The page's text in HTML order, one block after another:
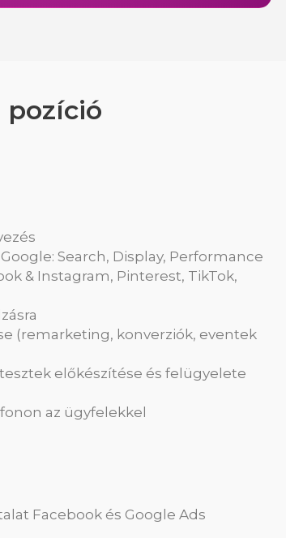
pozíció
Search, Display, Performance
& Instagram, Pinterest, TikTok,
(remarketing, konverziók, eventek
előkészítése és felügyelete
az ügyfelekkel
Facebook és Google Ads